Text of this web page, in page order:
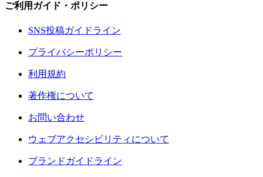
ご利用ガイド・ポリシー
SNS投稿ガイドライン
プライバシーポリシー
利用規約
著作権について
お問い合わせ
ウェブアクセシビリティについて
ブランドガイドライン